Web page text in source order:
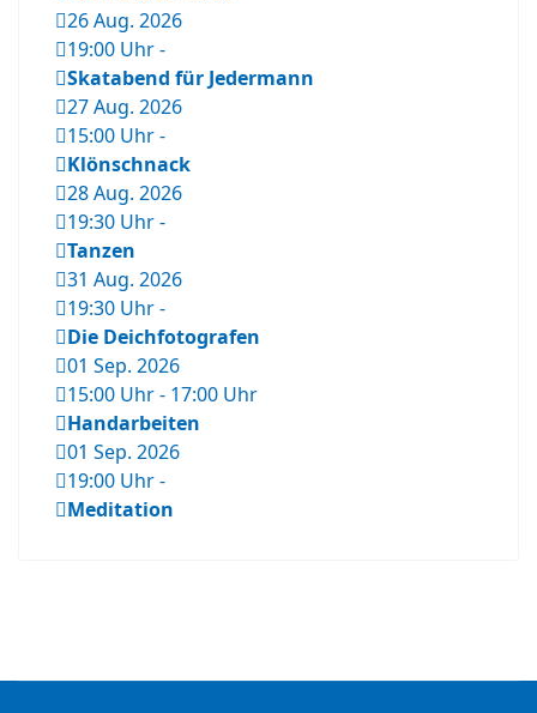
26 Aug. 2026
19:00 Uhr-
Skatabend für Jedermann
27 Aug. 2026
15:00 Uhr-
Klönschnack
28 Aug. 2026
19:30 Uhr-
Tanzen
31 Aug. 2026
19:30 Uhr-
Die Deichfotografen
01 Sep. 2026
15:00 Uhr- 17:00 Uhr
Handarbeiten
01 Sep. 2026
19:00 Uhr-
Meditation